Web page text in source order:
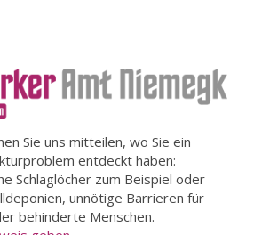
Sie uns mitteilen, wo Sie ein
entdeckt haben:
Schlaglöcher zum Beispiel oder
unnötige Barrieren für
behinderte Menschen.